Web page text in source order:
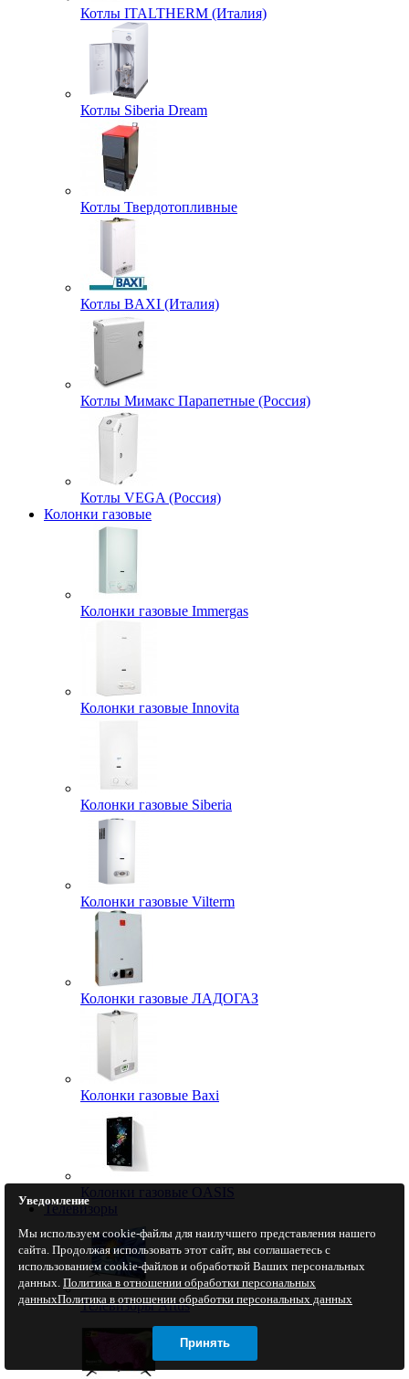
Котлы ITALTHERM (Италия)
Котлы Siberia Dream
Котлы Твердотопливные
Котлы BAXI (Италия)
Котлы Мимакс Парапетные (Россия)
Котлы VEGA (Россия)
Колонки газовые
Колонки газовые Immergas
Колонки газовые Innovita
Колонки газовые Siberia
Колонки газовые Vilterm
Колонки газовые ЛАДОГАЗ
Колонки газовые Baxi
Колонки газовые OASIS
Телевизоры
Телевизоры Artus
Уведомление
Мы используем cookie-файлы для наилучшего представления нашего
сайта. Продолжая использовать этот сайт, вы соглашаетесь с
использованием cookie-файлов и обработкой Ваших персональных
данных. Политика в отношении обработки персональных
данныхПолитика в отношении обработки персональных данных
Принять